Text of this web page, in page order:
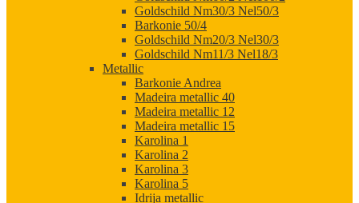
Goldschild Nm30/3 Nel50/3
Barkonie 50/4
Goldschild Nm20/3 Nel30/3
Goldschild Nm11/3 Nel18/3
Metallic
Barkonie Andrea
Madeira metallic 40
Madeira metallic 12
Madeira metallic 15
Karolina 1
Karolina 2
Karolina 3
Karolina 5
Idrija metallic